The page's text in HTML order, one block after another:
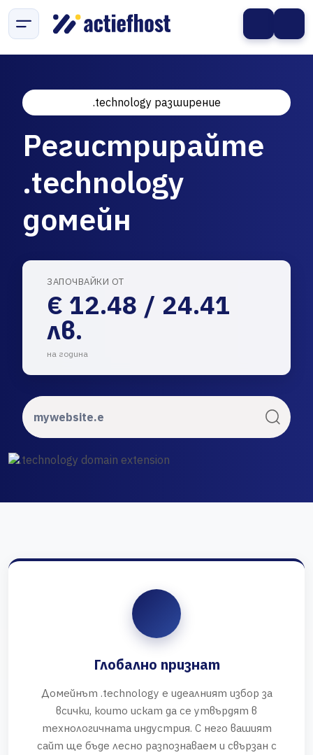
.technology разширение
Регистрирайте
.technology
домейн
ЗАПОЧВАЙКИ ОТ
€ 12.48 / 24.41
лв.
на година
Глобално признат
Домейнът .technology е идеалният избор за
всички, които искат да се утвърдят в
технологичната индустрия. С него вашият
сайт ще бъде лесно разпознаваем и свързан с